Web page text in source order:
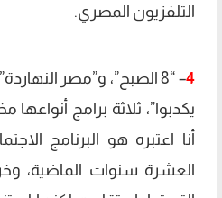
التلفزيون المصري.
4
– “8 الصبح”، و”مصر
يكدبوا”، ثلاثة برامج أنواعها
أنا اعتبره هو البرنامج
العشرة سنوات الماضية،